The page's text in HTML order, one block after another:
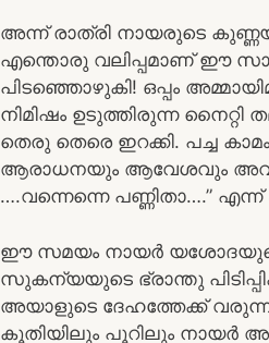
അന്ന് രാത്രി നായരുടെ
എന്തൊരു വലിപ്പമാണ് ഈ
പിടഞ്ഞൊഴുകി! ഒപ്പം
നിമിഷം ഉടുത്തിരുന്ന
തെരു തെരെ ഇറക്കി. പച്ച
ആരാധനയും ആവേശവും
….വന്നെന്നെ പണ്ണിതാ….”
ഈ സമയം നായർ യശോദയുടെ
സുകന്യയുടെ ഭ്രാന്തു
അയാളുടെ ദേഹത്തേക്ക്
കൂതിയിലും പൂറിലും നായർ